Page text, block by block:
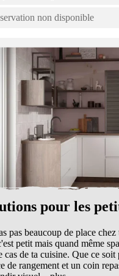
non disponible
pour les
pas beaucoup de place
petit mais quand même
cas de ta cuisine. Que ce soit
de rangement et un coin